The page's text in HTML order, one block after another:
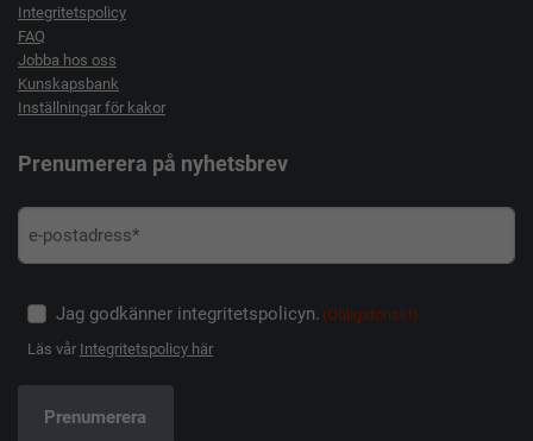
Integritetspolicy
FAQ
Jobba hos oss
Kunskapsbank
Inställningar för kakor
Prenumerera på nyhetsbrev
Jag godkänner integritetspolicyn. (Obligatoriskt)
Läs vår Integritetspolicy här